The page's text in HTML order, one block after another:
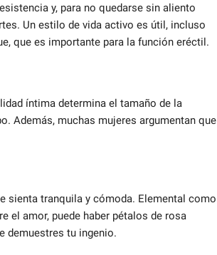
y, para no quedarse sin aliento
Un estilo de vida activo es útil, incluso
que es importante para la función eréctil.
íntima determina el tamaño de la
Además, muchas mujeres argumentan que
sienta tranquila y cómoda. Elemental como
el amor, puede haber pétalos de rosa
demuestres tu ingenio.